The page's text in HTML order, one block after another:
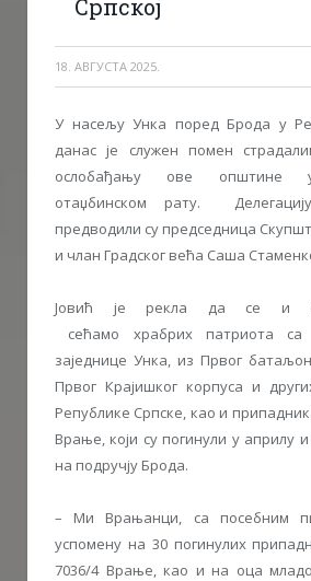
Српској
18. АВГУСТА 2025.
У насељу Унка поред Брода у
данас је служен помен
ослобађању ове општине
отаџбинском рату.
предводили су председница
и члан Градског већа Саша
Јовић је рекла да се и
сећамо храбрих патриота са
заједнице Унка, из Првог
Првог Крајишког корпуса и
Републике Српске, као и
Врање, који су погинули у априлу и
на подручју Брода.
– Ми Врањанци, са посебним
успомену на 30 погинулих
7036/4 Врање, као и на оца